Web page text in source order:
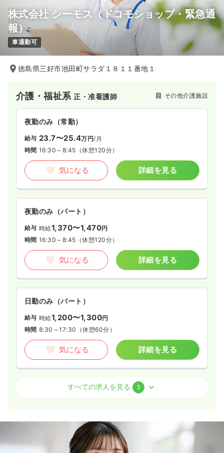
株式会社 シーモス（ドコモショップ・緊急通
報）
車通勤可
徳島県三好市池田町サラダ１８１１番地１
介護・福祉系正・准看護師 その他介護施設
夜勤のみ（常勤）
給与 23.7〜25.4万円/月
時間 16:30～8:45 （休憩120分）
気になる 詳細を見る
夜勤のみ（パート）
給与 時給1,370〜1,470円
時間 16:30～8:45 （休憩120分）
気になる 詳細を見る
日勤のみ（パート）
給与 時給1,200〜1,300円
時間 8:30～17:30 （休憩60分）
気になる 詳細を見る
介護・福祉系保健師
23.7〜25.4万円/月
16:30～8:45（休憩120分）
すべての求人を見る 3